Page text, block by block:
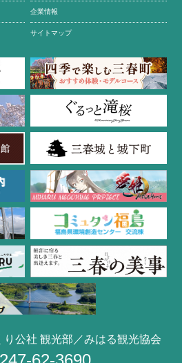
企業情報
サイトマップ
公社 観光部／みはる観光協会